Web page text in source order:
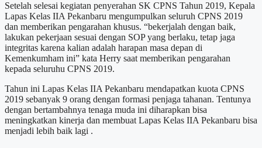
Setelah selesai kegiatan penyerahan SK CPNS Tahun 2019, Kepala
Lapas Kelas IIA Pekanbaru mengumpulkan seluruh CPNS 2019
dan memberikan pengarahan khusus. “bekerjalah dengan baik,
lakukan pekerjaan sesuai dengan SOP yang berlaku, tetap jaga
integritas karena kalian adalah harapan masa depan di
Kemenkumham ini” kata Herry saat memberikan pengarahan
kepada seluruhu CPNS 2019.
Tahun ini Lapas Kelas IIA Pekanbaru mendapatkan kuota CPNS
2019 sebanyak 9 orang dengan formasi penjaga tahanan. Tentunya
dengan bertambahnya tenaga muda ini diharapkan bisa
meningkatkan kinerja dan membuat Lapas Kelas IIA Pekanbaru bisa
menjadi lebih baik lagi .